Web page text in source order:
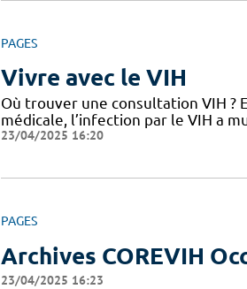
PAGES
Vivre avec le VIH
Où trouver une consultation VIH ?
médicale, l’infection par le VIH a
23/04/2025 16:20
PAGES
Archives COREVIH
23/04/2025 16:23